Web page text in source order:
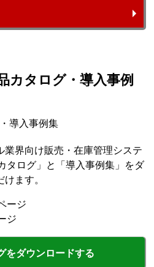
カタログ・導入事例
業界向け販売・在庫管理システ
タログ」と「導入事例集」をダ
ます。
ージ
ジ
をダウンロードする